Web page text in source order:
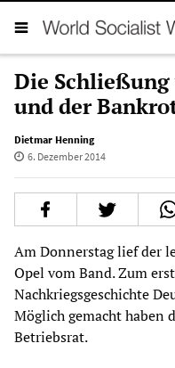
Die
und der
Dietmar Henning
6. Dezember 2014
Am Donnerstag lief der
Opel vom Band. Zum
Nachkriegsgeschichte
Möglich gemacht haben
Betriebsrat.